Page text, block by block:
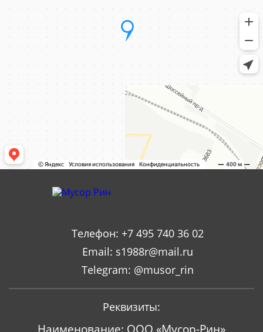
Телефон: +7 495 740 36 02
Email: s1988r@mail.ru
Telegram: @musor_rin
Реквизиты:
Наименование: ООО «Мусор-Рин»